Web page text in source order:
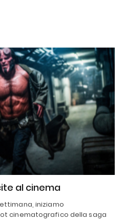
al cinema
iniziamo
cinematografico della saga